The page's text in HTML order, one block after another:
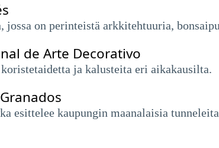
jossa on perinteistä arkkitehtuuria,
de Arte Decorativo
ja kalusteita eri aikakausilta.
esittelee kaupungin maanalaisia